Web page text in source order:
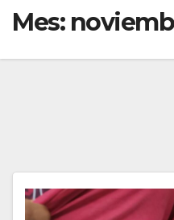
Mes: